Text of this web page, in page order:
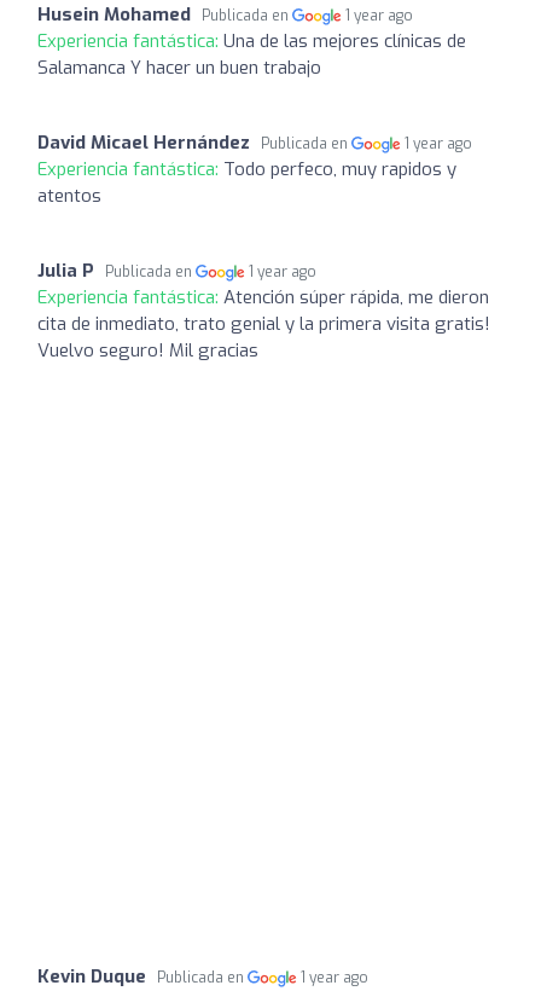
Husein Mohamed Publicada en 1 year ago
Experiencia fantástica: Una de las mejores clínicas de
Salamanca Y hacer un buen trabajo
David Micael Hernández Publicada en 1 year ago
Experiencia fantástica: Todo perfeco, muy rapidos y
atentos
Julia P Publicada en 1 year ago
Experiencia fantástica: Atención súper rápida, me dieron
cita de inmediato, trato genial y la primera visita gratis!
Vuelvo seguro! Mil gracias
Kevin Duque Publicada en 1 year ago